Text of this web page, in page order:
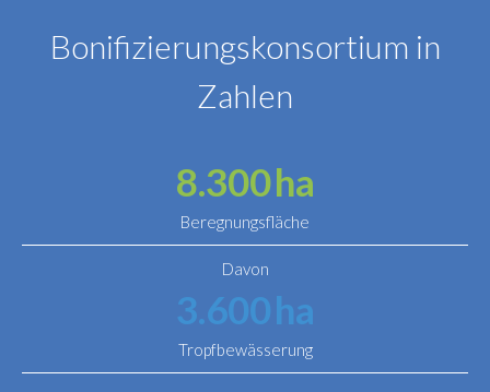
Bonifizierungskonsortium in
Zahlen
8.300ha
Beregnungsfläche
Davon
3.600ha
Tropfbewässerung